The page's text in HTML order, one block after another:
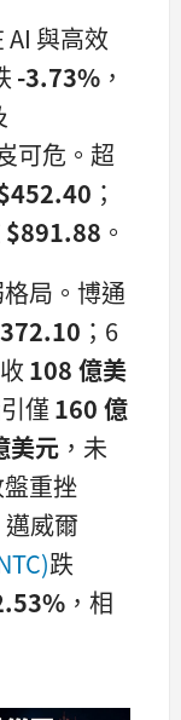
與高效
-3.73% ，
可危。超
；
$891.88 。
局。博通
；6
108 億美
僅160 億
美元 ，未
重挫
威爾
跌
，相